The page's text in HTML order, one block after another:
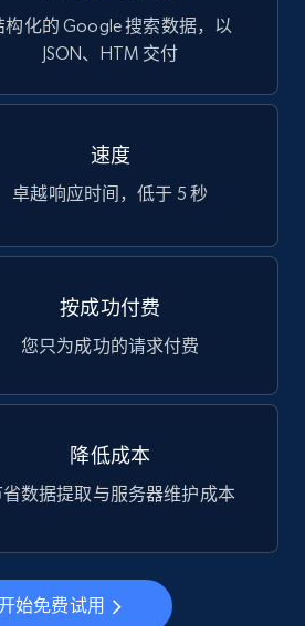
构化的 Google 搜索数据，以
JSON、HTM 交付
速度
卓越响应时间，低于 5 秒
按成功付费
您只为成功的请求付费
降低成本
数据提取与服务器维护成本
始免费试用